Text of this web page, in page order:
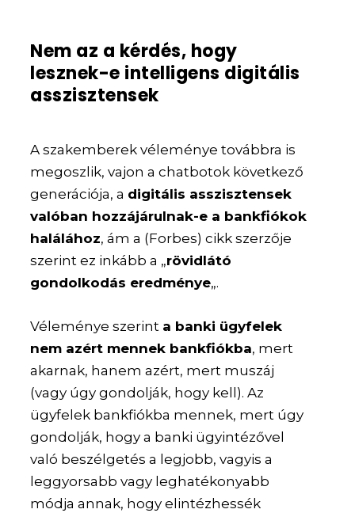
Nem az a kérdés, hogy
lesznek-e intelligens digitális
asszisztensek
A szakemberek véleménye továbbra is
megoszlik, vajon a chatbotok következő
generációja, a digitális asszisztensek
valóban hozzájárulnak-e a bankfiókok
halálához, ám a (Forbes) cikk szerzője
szerint ez inkább a „rövidlátó
gondolkodás eredménye„.
Véleménye szerint a banki ügyfelek
nem azért mennek bankfiókba, mert
akarnak, hanem azért, mert muszáj
(vagy úgy gondolják, hogy kell). Az
ügyfelek bankfiókba mennek, mert úgy
gondolják, hogy a banki ügyintézővel
való beszélgetés a legjobb, vagyis a
leggyorsabb vagy leghatékonyabb
módja annak, hogy elintézhessék